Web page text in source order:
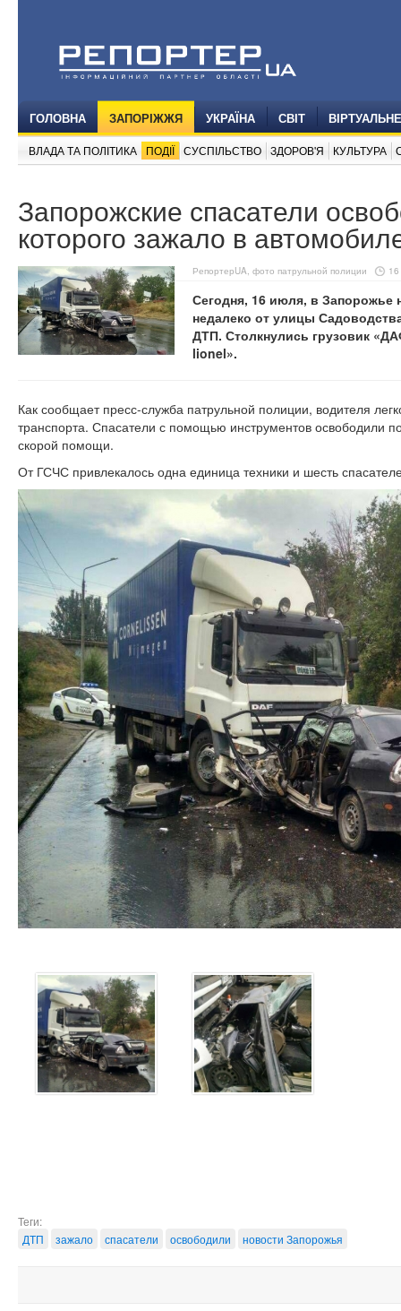
ГОЛОВНА ЗАПОРІЖЖЯ УКРАЇНА СВІТ
ВЛАДА ТА ПОЛІТИКА ПОДІЇ СУСПІЛЬСТВО ЗДОРОВ'Я КУЛЬТУРА
Запорожские спасатели
которого зажало в
РепортерUA, фото патрульной полиции
Сегодня, 16 июля, в Запорожье
недалеко от улицы
ДТП. Столкнулись грузовик
lionel».
Как сообщает пресс-служба патрульной полиции, водителя
транспорта. Спасатели с помощью инструментов освободили
скорой помощи.
От ГСЧС привлекалось одна единица техники и шесть
Теги:
ДТП
зажало спасатели освободили новости Запорожья